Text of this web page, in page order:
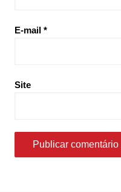
E-mail *
Site